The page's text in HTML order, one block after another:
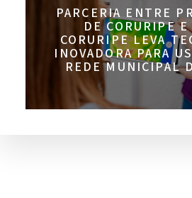
PARCERIA ENTRE
DE CORURIPE
CORURIPE LEVA
INOVADORA PARA
REDE MUNICIPAL